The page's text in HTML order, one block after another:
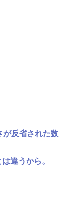
が反省された数
違うから。